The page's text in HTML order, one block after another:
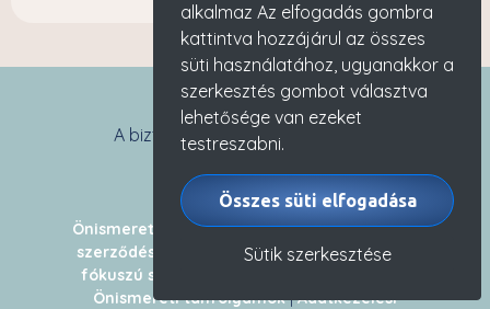
A biztonságos fizetést biztosítja:
Önismereti tanfolyam kezdőknek|Általános
szerződési feltételek
|Érzelmi intelligencia
fókuszú személyiségfejlesztő tanfolyam
Önismereti tanfolyamok|Adatkezelési
alkalmaz Az elfogadás gombra
kattintva hozzájárul az összes
süti használatához, ugyanakkor a
szerkesztés gombot választva
lehetősége van ezeket
testreszabni.
Összes süti elfogadása
Sütik szerkesztése